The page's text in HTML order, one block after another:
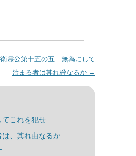
霊公第十五の五 無為にして
治まる者は其れ舜なるか →
これを犯せ
、其れ由なるか